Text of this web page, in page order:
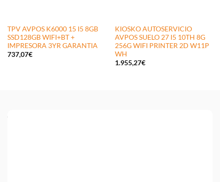
TPV AVPOS K6000 15 I5 8GB
SSD128GB WIFI+BT +
IMPRESORA 3YR GARANTIA
737,07€
KIOSKO AUTOSERVICIO
AVPOS SUELO 27 I5 10TH 8G
256G WIFI PRINTER 2D W11P
WH
1.955,27€